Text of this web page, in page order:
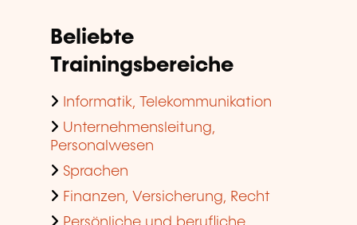
Beliebte
Trainingsbereiche
Informatik, Telekommunikation
Unternehmensleitung,
Personalwesen
Sprachen
Finanzen, Versicherung, Recht